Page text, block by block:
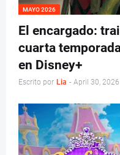
MAYO 2026
El encargado:
cuarta
en Disney+
Escrito por Lia - April 30, 2026